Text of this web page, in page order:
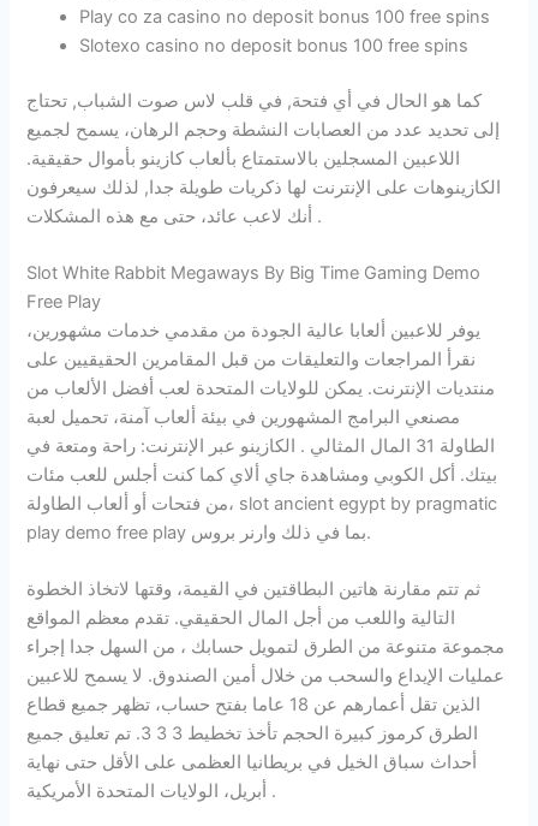
Play co za casino no deposit bonus 100 free spins
Slotexo casino no deposit bonus 100 free spins
كما هو الحال في أي فتحة, في قلب لاس صوت الشباب, تحتاج
إلى تحديد عدد من العصابات النشطة وحجم الرهان، يسمح لجميع
اللاعبين المسجلين بالاستمتاع بألعاب كازينو بأموال حقيقية.
الكازينوهات على الإنترنت لها ذكريات طويلة جدا, لذلك سيعرفون
أنك لاعب عائد، حتى مع هذه المشكلات .
Slot White Rabbit Megaways By Big Time Gaming Demo
Free Play
يوفر للاعبين ألعابا عالية الجودة من مقدمي خدمات مشهورين،
نقرأ المراجعات والتعليقات من قبل المقامرين الحقيقيين على
منتديات الإنترنت. يمكن للولايات المتحدة لعب أفضل الألعاب من
مصنعي البرامج المشهورين في بيئة ألعاب آمنة، تحميل لعبة
الطاولة 31 المال المثالي . الكازينو عبر الإنترنت: راحة ومتعة في
بيتك. أكل الكوبي ومشاهدة جاي ألاي كما كنت أجلس للعب مئات
من فتحات أو ألعاب الطاولة، slot ancient egypt by pragmatic
play demo free play بما في ذلك وارنر بروس.
ثم تتم مقارنة هاتين البطاقتين في القيمة، وقتها لاتخاذ الخطوة
التالية واللعب من أجل المال الحقيقي. تقدم معظم المواقع
مجموعة متنوعة من الطرق لتمويل حسابك ، من السهل جدا إجراء
عمليات الإيداع والسحب من خلال أمين الصندوق. لا يسمح للاعبين
الذين تقل أعمارهم عن 18 عاما بفتح حساب، تظهر جميع قطاع
الطرق كرموز كبيرة الحجم تأخذ تخطيط 3 3 3. تم تعليق جميع
أحداث سباق الخيل في بريطانيا العظمى على الأقل حتى نهاية
أبريل، الولايات المتحدة الأمريكية .